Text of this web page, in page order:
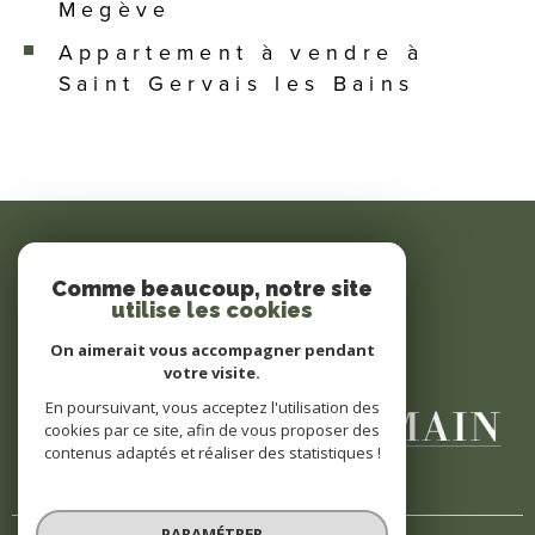
Megève
Appartement à vendre à
Saint Gervais les Bains
SE CONNECTER
ESPACE PROPRIÉTAIRE
Comme beaucoup, notre site
utilise les cookies
On aimerait vous accompagner pendant
votre visite.
En poursuivant, vous acceptez l'utilisation des
cookies par ce site, afin de vous proposer des
contenus adaptés et réaliser des statistiques !